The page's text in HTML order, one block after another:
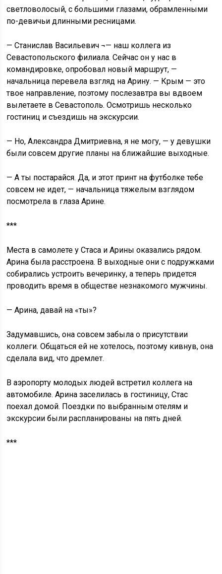
светловолосый, с большими глазами, обрамленными
по-девичьи длинными ресницами.
— Станислав Васильевич ¬— наш коллега из
Севастопольского филиала. Сейчас он у нас в
командировке, опробовал новый маршрут, —
начальница перевела взгляд на Арину. — Крым — это
твое направление, поэтому послезавтра вы вдвоем
вылетаете в Севастополь. Осмотришь несколько
гостиниц и съездишь на экскурсии.
— Но, Александра Дмитриевна, я не могу, — у девушки
были совсем другие планы на ближайшие выходные.
— А ты постарайся. Да, и этот принт на футболке тебе
совсем не идет, — начальница тяжелым взглядом
посмотрела в глаза Арине.
***
Места в самолете у Стаса и Арины оказались рядом.
Арина была расстроена. В выходные они с подружками
собирались устроить вечеринку, а теперь придется
проводить время в обществе незнакомого мужчины.
— Арина, давай на «ты»?
Задумавшись, она совсем забыла о присутствии
коллеги. Общаться ей не хотелось, поэтому кивнув, она
сделала вид, что дремлет.
В аэропорту молодых людей встретил коллега на
автомобиле. Арина заселилась в гостиницу, Стас
поехал домой. Поездки по выбранным отелям и
экскурсии были распланированы на пять дней.
***